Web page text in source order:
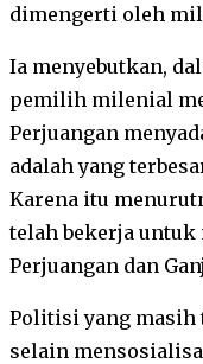
dimengerti oleh
Ia menyebutkan,
pemilih milenial
Perjuangan
adalah yang
Karena itu
telah bekerja
Perjuangan dan
Politisi yang masih
selain